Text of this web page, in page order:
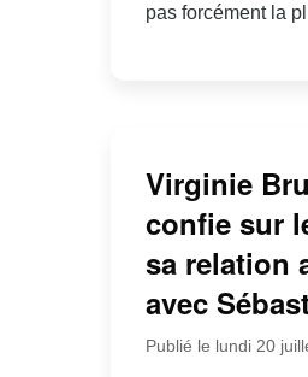
pas forcément la
Virginie
confie sur
sa relation
avec
Publié le lundi 20